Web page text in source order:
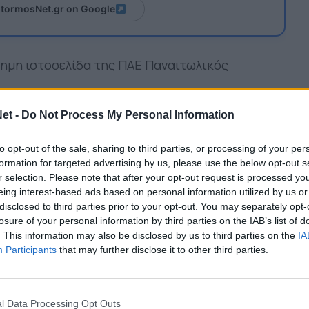
- Do Not Process My Personal Information
opt-out of the sale, sharing to third parties, or processing of your
for targeted advertising by us, please use the below opt-out
selection. Please note that after your opt-out request is processed
interest-based ads based on personal information utilized by us
to third parties prior to your opt-out. You may separately
of your personal information by third parties on the IAB’s list of
This information may also be disclosed by us to third parties on the
Participants that may further disclose it to other third parties.
Data Processing Opt Outs
on Google
ιστοσελίδα της ΠΑΕ Παναιτωλικός
Κ19 του Παναιτωλικού γνώρισε την ήττα
ομάδα μας είχε αρκετές χαμένες ευκαιρίες
για να πάρει το προβάδισμα, αλλά δέχτηκε
με σουτ του Φωτιάδη.
Σοροβός, Παναγιωτίδης (77’
Σκόνδρας, Παπανικόπουλος (46’
Λαζαρίδης, Δήμος, Τσάκνης (64’